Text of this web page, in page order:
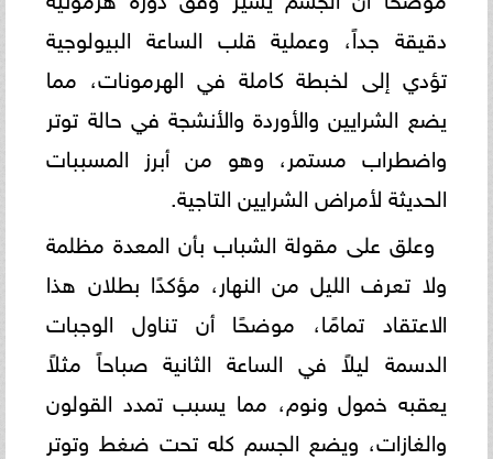
دقيقة جداً، وعملية قلب الساعة البيولوجية
تؤدي إلى لخبطة كاملة في الهرمونات، مما
يضع الشرايين والأوردة والأنشجة في حالة توتر
واضطراب مستمر، وهو من أبرز المسببات
الحديثة لأمراض الشرايين التاجية.
وعلق على مقولة الشباب بأن المعدة مظلمة
ولا تعرف الليل من النهار، مؤكدًا بطلان هذا
الاعتقاد تمامًا، موضحًا أن تناول الوجبات
الدسمة ليلاً في الساعة الثانية صباحاً مثلاً
يعقبه خمول ونوم، مما يسبب تمدد القولون
والغازات، ويضع الجسم كله تحت ضغط وتوتر